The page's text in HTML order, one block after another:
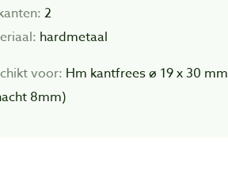
2
hardmetaal
voor: Hm kantfrees ø 19 x 30 mm
8mm)